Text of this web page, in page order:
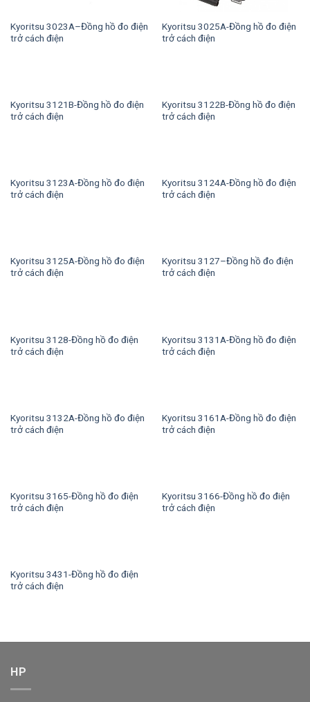
Kyoritsu 3023A–Đồng hồ đo điện
trở cách điện
Kyoritsu 3025A-Đồng hồ đo điện
trở cách điện
Kyoritsu 3121B-Đồng hồ đo điện
trở cách điện
Kyoritsu 3122B-Đồng hồ đo điện
trở cách điện
Kyoritsu 3123A-Đồng hồ đo điện
trở cách điện
Kyoritsu 3124A-Đồng hồ đo điện
trở cách điện
Kyoritsu 3125A-Đồng hồ đo điện
trở cách điện
Kyoritsu 3127–Đồng hồ đo điện
trở cách điện
Kyoritsu 3128-Đồng hồ đo điện
trở cách điện
Kyoritsu 3131A-Đồng hồ đo điện
trở cách điện
Kyoritsu 3132A-Đồng hồ đo điện
trở cách điện
Kyoritsu 3161A-Đồng hồ đo điện
trở cách điện
Kyoritsu 3165-Đồng hồ đo điện
trở cách điện
Kyoritsu 3166-Đồng hồ đo điện
trở cách điện
Kyoritsu 3431-Đồng hồ đo điện
trở cách điện
HP